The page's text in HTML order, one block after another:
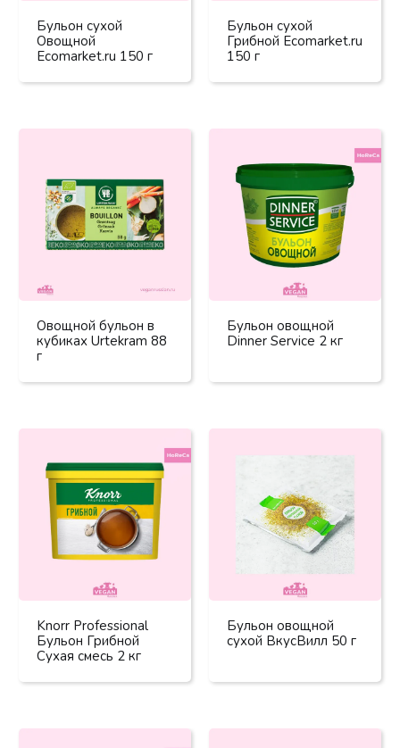
Бульон сухой
Овощной
Ecomarket.ru 150 г
Бульон сухой
Грибной Ecomarket.ru
150 г
Овощной бульон в
кубиках Urtekram 88
г
Бульон овощной
Dinner Service 2 кг
Knorr Professional
Бульон Грибной
Сухая смесь 2 кг
Бульон овощной
сухой ВкусВилл 50 г